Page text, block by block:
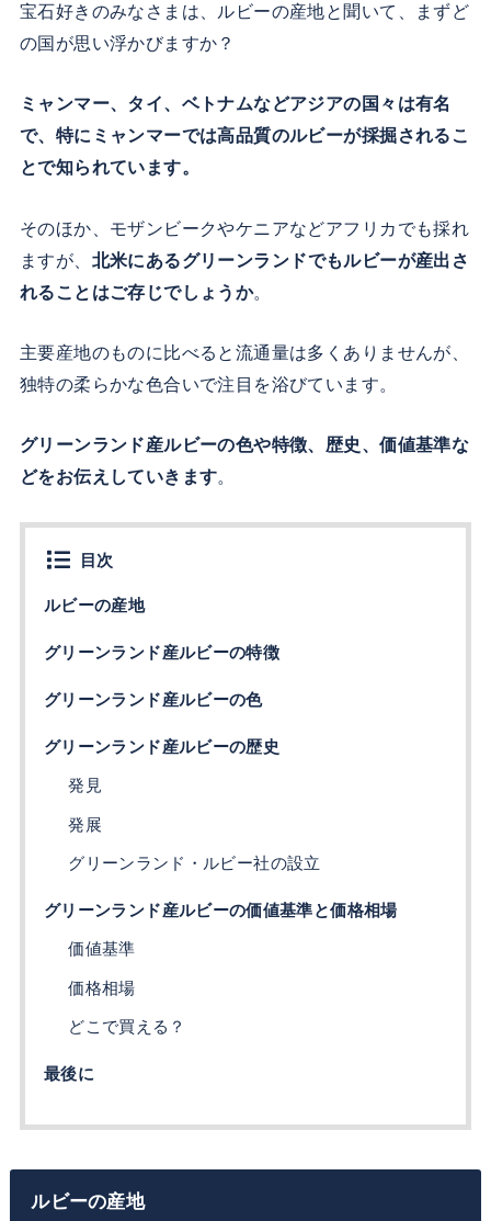
宝石好きのみなさまは、ルビーの産地と聞いて、まずど
の国が思い浮かびますか？
ミャンマー、タイ、ベトナムなどアジアの国々は有名
で、特にミャンマーでは高品質のルビーが採掘されるこ
とで知られています。
そのほか、モザンビークやケニアなどアフリカでも採れ
ますが、 北米にあるグリーンランドでもルビーが産出さ
れることはご存じでしょうか。
主要産地のものに比べると流通量は多くありませんが、
独特の柔らかな色合いで注目を浴びています。
グリーンランド産ルビーの色や特徴、歴史、価値基準な
どをお伝えしていきます。
目次
ルビーの産地
グリーンランド産ルビーの特徴
グリーンランド産ルビーの色
グリーンランド産ルビーの歴史
発見
発展
グリーンランド・ルビー社の設立
グリーンランド産ルビーの価値基準と価格相場
価値基準
価格相場
どこで買える？
最後に
ルビーの産地